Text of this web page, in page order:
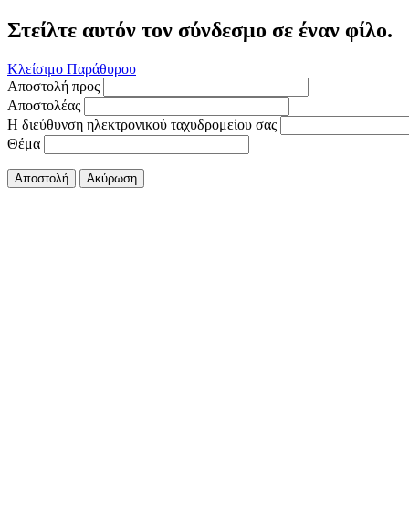
Στείλτε αυτόν τον σύνδεσμο σε έναν φίλο.
Κλείσιμο Παράθυρου
Αποστολή προς
Αποστολέας
Η διεύθυνση ηλεκτρονικού ταχυδρομείου σας
Θέμα
Αποστολή Ακύρωση